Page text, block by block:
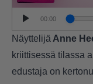
NäyttelijäAnne
kriittisessä tilassa
edustaja on